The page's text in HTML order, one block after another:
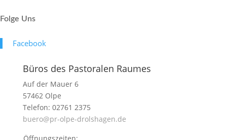
Folge Uns
Face­book
Büros des Pastoralen Raumes
Auf der Mauer 6
57462 Olpe
Telefon: 02761 2375
buero@pr-olpe-drolshagen.de